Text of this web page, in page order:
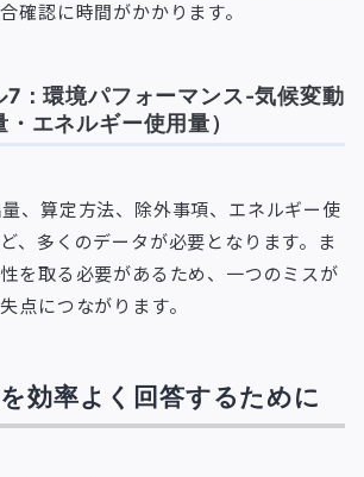
確認に時間がかかります。
：環境パフォーマンス-気候変動
・エネルギー使用量）
、算定方法、除外事項、エネルギー使
、多くのデータが必要となります。ま
を取る必要があるため、一つのミスが
点につながります。
効率よく回答するために